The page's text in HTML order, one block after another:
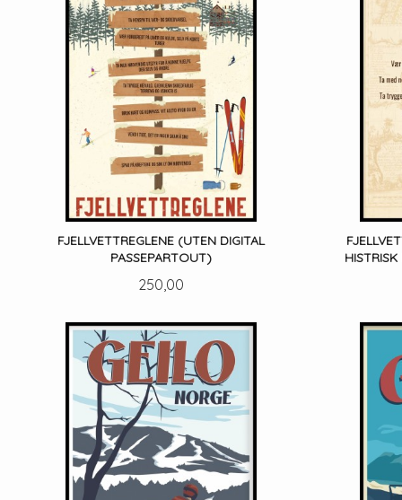
FJELLVETTREGLENE (UTEN DIGITAL
PASSEPARTOUT)
Pris
250,00
LES MER